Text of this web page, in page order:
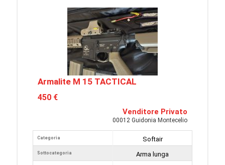
Armalite M 15 TACTICAL
450 €
Venditore Privato
00012 Guidonia Montecelio
Categoria
Sottocategoria
Softair
Arma lunga